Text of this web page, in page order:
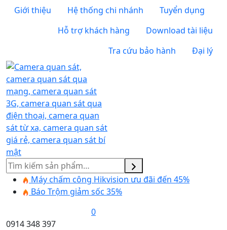
Giới thiệu Hệ thống chi nhánh
Tuyển dụng
Hỗ trợ khách hàng
Download tài liệu
Tra cứu bảo hành
Đại lý
Tìm
kiếm
Máy chấm công Hikvision ưu đãi đến 45%
Báo Trộm giảm sốc 35%
0
0914 348 397